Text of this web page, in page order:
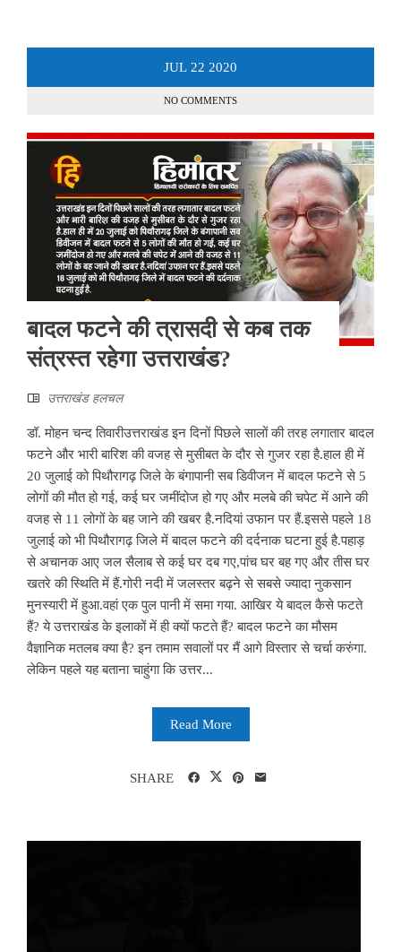
JUL 22 2020
NO COMMENTS
बादल फटने की त्रासदी से कब तक
संत्रस्त रहेगा उत्तराखंड?
उत्तराखंड हलचल
डॉ. मोहन चन्द तिवारीउत्तराखंड इन दिनों पिछले सालों की तरह लगातार बादल
फटने और भारी बारिश की वजह से मुसीबत के दौर से गुजर रहा है.हाल ही में
20 जुलाई को पिथौरागढ़ जिले के बंगापानी सब डिवीजन में बादल फटने से 5
लोगों की मौत हो गई, कई घर जमींदोज हो गए और मलबे की चपेट में आने की
वजह से 11 लोगों के बह जाने की खबर है.नदियां उफान पर हैं.इससे पहले 18
जुलाई को भी पिथौरागढ़ जिले में बादल फटने की दर्दनाक घटना हुई है.पहाड़
से अचानक आए जल सैलाब से कई घर दब गए,पांच घर बह गए और तीस घर
खतरे की स्थिति में हैं.गोरी नदी में जलस्तर बढ़ने से सबसे ज्यादा नुकसान
मुनस्यारी में हुआ.वहां एक पुल पानी में समा गया. आखिर ये बादल कैसे फटते
हैं? ये उत्तराखंड के इलाकों में ही क्यों फटते हैं? बादल फटने का मौसम
वैज्ञानिक मतलब क्या है? इन तमाम सवालों पर मैं आगे विस्तार से चर्चा करुंगा.
लेकिन पहले यह बताना चाहुंगा कि उत्तर...
Read More
SHARE